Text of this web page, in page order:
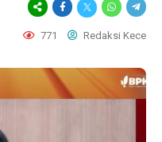
771 Redaksi Kece